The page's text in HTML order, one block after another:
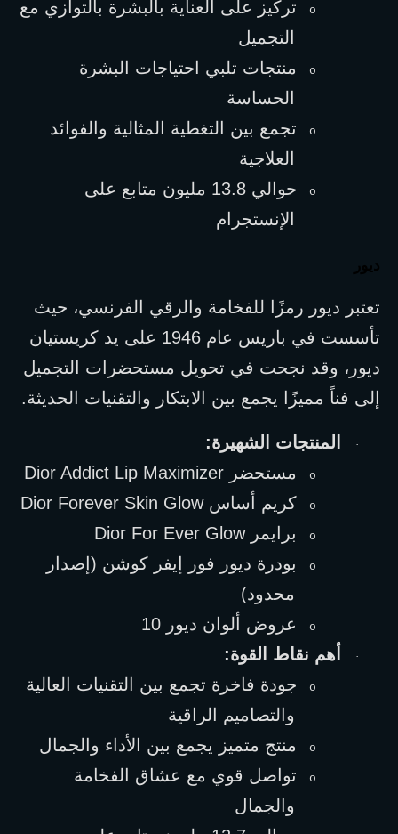
o
التجميل
o
الحساسة
o
العلاجية
o
الإنستجرام
ديور
إلى فناً مميزًا يجمع بين الابتكار والتقنيات الحديثة.
· المنتجات الشهيرة:
o مستحضر Dior Addict Lip Maximizer
o كريم أساس Dior Forever Skin Glow
o برايمر Dior For Ever Glow
o
محدود)
o عروض ألوان ديور 10
· أهم نقاط القوة:
o
والتصاميم الراقية
o منتج متميز يجمع بين الأداء والجمال
o
والجمال